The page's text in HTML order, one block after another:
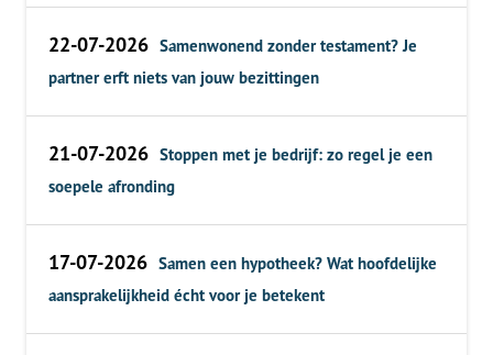
22-07-2026 Samenwonend zonder testament? Je
partner erft niets van jouw bezittingen
21-07-2026 Stoppen met je bedrijf: zo regel je een
soepele afronding
17-07-2026 Samen een hypotheek? Wat hoofdelijke
aansprakelijkheid écht voor je betekent